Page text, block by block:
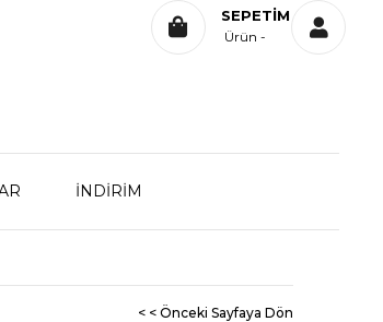
SEPETIM
Ürün
İNDİRİM
< < Önceki Sayfaya Dön